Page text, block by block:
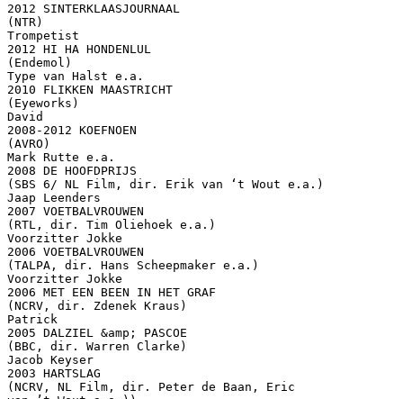
2012 SINTERKLAASJOURNAAL
(NTR)
Trompetist
2012 HI HA HONDENLUL
(Endemol)
Type van Halst e.a.
2010 FLIKKEN MAASTRICHT
(Eyeworks)
David
2008-2012 KOEFNOEN
(AVRO)
Mark Rutte e.a.
2008 DE HOOFDPRIJS
(SBS 6/ NL Film, dir. Erik van ‘t Wout e.a.)
Jaap Leenders
2007 VOETBALVROUWEN
(RTL, dir. Tim Oliehoek e.a.)
Voorzitter Jokke
2006 VOETBALVROUWEN
(TALPA, dir. Hans Scheepmaker e.a.)
Voorzitter Jokke
2006 MET EEN BEEN IN HET GRAF
(NCRV, dir. Zdenek Kraus)
Patrick
2005 DALZIEL &amp; PASCOE
(BBC, dir. Warren Clarke)
Jacob Keyser
2003 HARTSLAG
(NCRV, NL Film, dir. Peter de Baan, Eric